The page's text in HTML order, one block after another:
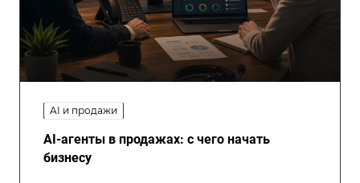
AI и продажи
AI-агенты в продажах: с чего начать
бизнесу